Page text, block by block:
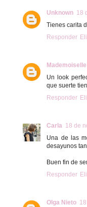
Unknown 18
Tienes carita
Responder
Un look
que suerte
Responder
Carla 18 de
Una de las
desayunos
Buen fin de
Responder
Olga Nieto